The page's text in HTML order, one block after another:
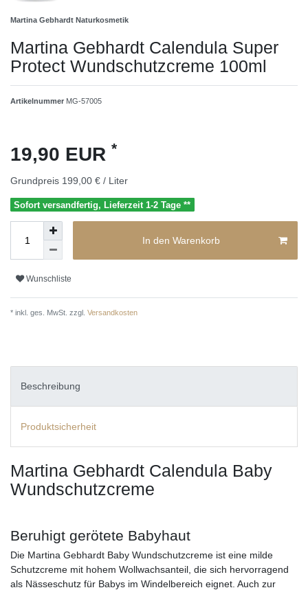
Martina Gebhardt Naturkosmetik
Martina Gebhardt Calendula Super
Protect Wundschutzcreme 100ml
Artikelnummer MG-57005
19,90 EUR *
Grundpreis 199,00 € / Liter
Sofort versandfertig, Lieferzeit 1-2 Tage **
In den Warenkorb
Wunschliste
* inkl. ges. MwSt. zzgl. Versandkosten
Beschreibung
Produktsicherheit
Martina Gebhardt Calendula Baby
Wundschutzcreme
Beruhigt gerötete Babyhaut
Die Martina Gebhardt Baby Wundschutzcreme ist eine milde
Schutzcreme mit hohem Wollwachsanteil, die sich hervorragend
als Nässeschutz für Babys im Windelbereich eignet. Auch zur